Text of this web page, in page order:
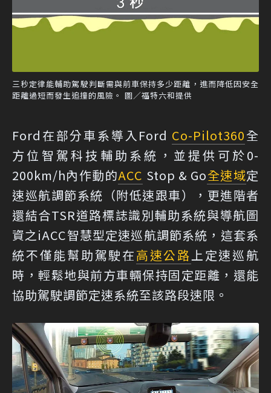
三秒定律能輔助駕駛判斷需與前車保持多少距離，進而降低因安全
距離過短而發生追撞的風險。 圖／福特六和提供
Ford在部分車系導入Ford Co-Pilot360全
方位智駕科技輔助系統，並提供可於0-
200km/h內作動的ACC Stop & Go全速域定
速巡航調節系統（附低速跟車），更進階者
還結合TSR道路標誌識別輔助系統與導航圖
資之iACC智慧型定速巡航調節系統，這套系
統不僅能幫助駕駛在高速公路 上定速巡航
時，輕鬆地與前方車輛保持固定距離，還能
協助駕駛調節定速系統至該路段速限。